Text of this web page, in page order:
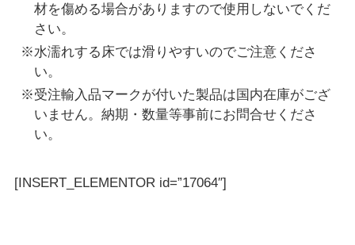
材を傷める場合がありますので使用しないでくだ
さい。
※水濡れする床では滑りやすいのでご注意くださ
い。
※受注輸入品マークが付いた製品は国内在庫がござ
いません。納期・数量等事前にお問合せくださ
い。
[INSERT_ELEMENTOR id=”17064″]